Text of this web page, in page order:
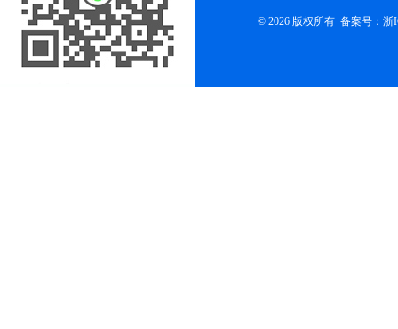
© 2026 版权所有 备案号：浙